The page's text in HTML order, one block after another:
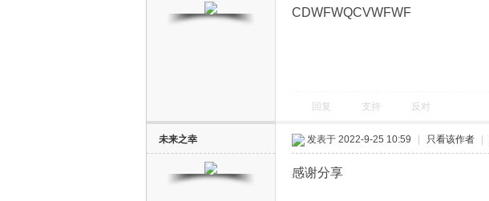
CDWFWQCVWFWF
回复 支持 反对
未来之幸 发表于 2022-9-25 10:59 只看该作者
感谢分享